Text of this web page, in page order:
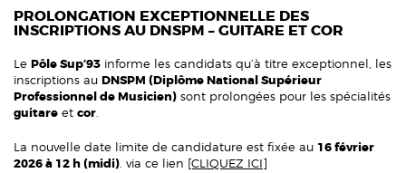
PROLONGATION EXCEPTIONNELLE DES
INSCRIPTIONS AU DNSPM – GUITARE ET COR
Le Pôle Sup’93 informe les candidats qu’à titre exceptionnel, les
inscriptions au DNSPM (Diplôme National Supérieur
Professionnel de Musicien) sont prolongées pour les spécialités
guitare et cor.
La nouvelle date limite de candidature est fixée au 16 février
2026 à 12 h (midi). via ce lien [CLIQUEZ ICI]